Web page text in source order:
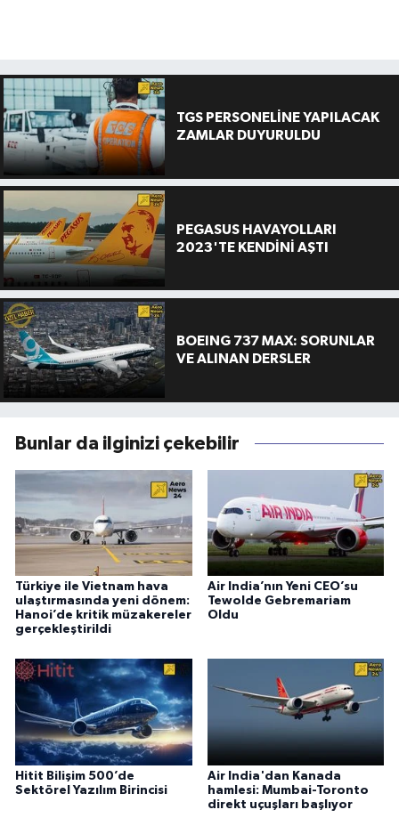
TGS PERSONELİNE YAPILACAK
ZAMLAR DUYURULDU
PEGASUS HAVAYOLLARI
2023'TE KENDİNİ AŞTI
BOEING 737 MAX: SORUNLAR
VE ALINAN DERSLER
Bunlar da ilginizi çekebilir
Türkiye ile Vietnam hava
ulaştırmasında yeni dönem:
Hanoi’de kritik müzakereler
gerçekleştirildi
Air India’nın Yeni CEO’su
Tewolde Gebremariam
Oldu
Hitit Bilişim 500’de
Sektörel Yazılım Birincisi
Air India'dan Kanada
hamlesi: Mumbai-Toronto
direkt uçuşları başlıyor